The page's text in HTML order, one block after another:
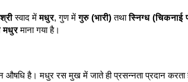
स्वाद मेंमधुर, गुण मेंगुरु (भारी)तथास्निग्ध (चिकनाई
मधुरमाना गया है।
औषधि है। मधुर रस मुख में जाते ही प्रसन्नता प्रदान करता